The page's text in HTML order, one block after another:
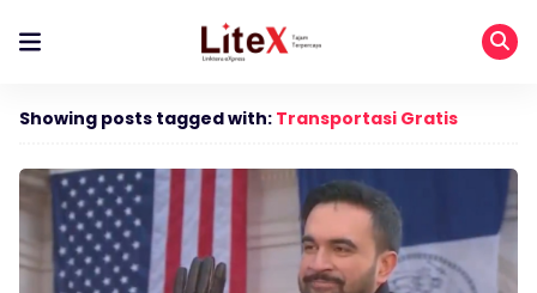
Showing posts tagged with: Transportasi Gratis